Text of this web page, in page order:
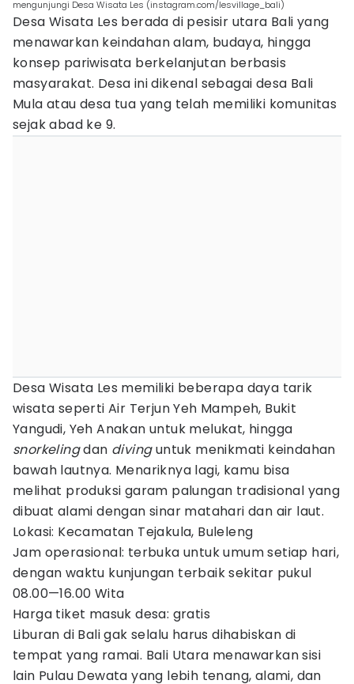
mengunjungi Desa Wisata Les (instagram.com/lesvillage_bali)
Desa Wisata Les berada di pesisir utara Bali yang
menawarkan keindahan alam, budaya, hingga
konsep pariwisata berkelanjutan berbasis
masyarakat. Desa ini dikenal sebagai desa Bali
Mula atau desa tua yang telah memiliki komunitas
sejak abad ke 9.
Desa Wisata Les memiliki beberapa daya tarik
wisata seperti Air Terjun Yeh Mampeh, Bukit
Yangudi, Yeh Anakan untuk melukat, hingga
snorkelingdan divinguntuk menikmati keindahan
bawah lautnya. Menariknya lagi, kamu bisa
melihat produksi garam palungan tradisional yang
dibuat alami dengan sinar matahari dan air laut.
Lokasi: Kecamatan Tejakula, Buleleng
Jam operasional: terbuka untuk umum setiap hari,
dengan waktu kunjungan terbaik sekitar pukul
08.00—16.00 Wita
Harga tiket masuk desa: gratis
Liburan di Bali gak selalu harus dihabiskan di
tempat yang ramai. Bali Utara menawarkan sisi
lain Pulau Dewata yang lebih tenang, alami, dan